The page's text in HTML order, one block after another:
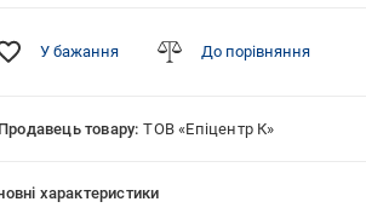
У бажання До порівняння
Продавець товару: ТОВ «Епіцентр К»
характеристики